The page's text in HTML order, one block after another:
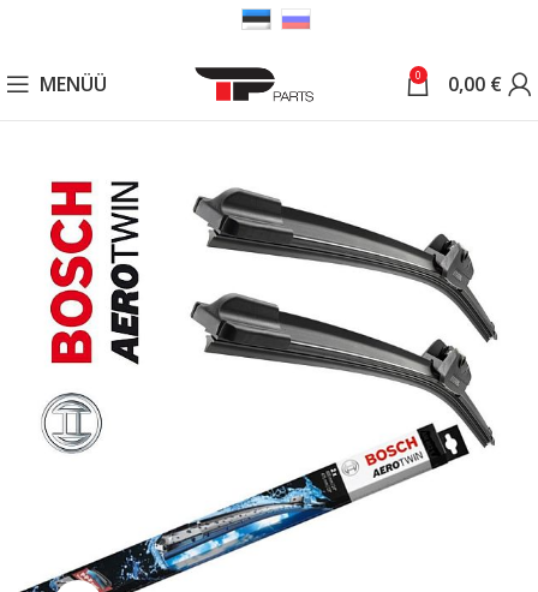
MENÜÜ 0 0,00 €